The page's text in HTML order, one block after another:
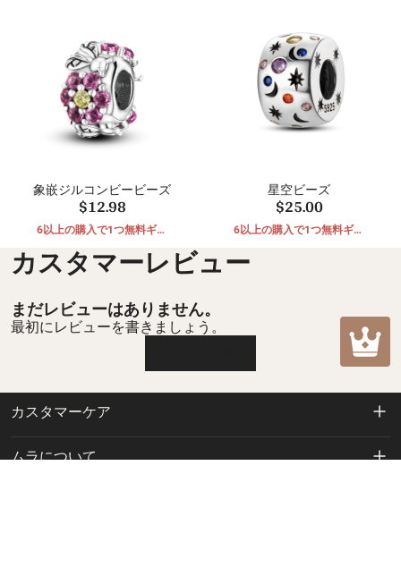
象嵌ジルコンビービーズ
$12.98
6以上の購入で1つ無料ギフ
星空ビーズ
$25.00
6以上の購入で1つ無料ギフ
カスタマーレビュー
まだレビューはありません。
最初にレビューを書きましょう。
カスタマーケア
ムラについて